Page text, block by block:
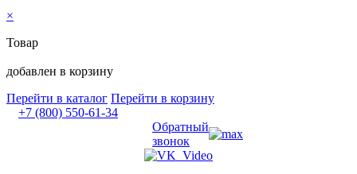
×
Товар
добавлен в корзину
Перейти в каталог Перейти в корзину
+7 (800) 550-61-34
Обратный
звонок